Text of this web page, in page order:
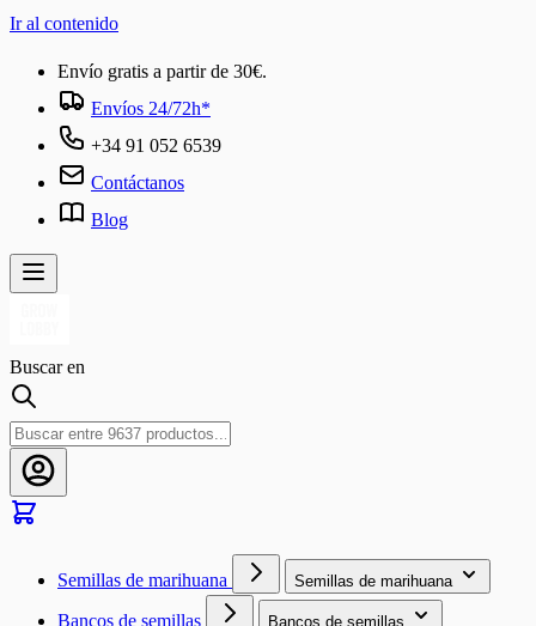
Ir al contenido
Envío gratis a partir de 30€.
Envíos 24/72h*
+34 91 052 6539
Contáctanos
Blog
Buscar en
Semillas de marihuana Semillas de marihuana
Bancos de semillas Bancos de semillas